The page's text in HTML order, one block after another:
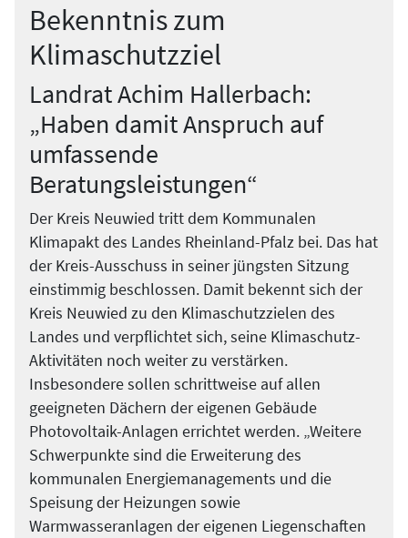
Bekenntnis zum
Klimaschutzziel
Landrat Achim Hallerbach:
„Haben damit Anspruch auf
umfassende
Beratungsleistungen“
Der Kreis Neuwied tritt dem Kommunalen
Klimapakt des Landes Rheinland-Pfalz bei. Das hat
der Kreis-Ausschuss in seiner jüngsten Sitzung
einstimmig beschlossen. Damit bekennt sich der
Kreis Neuwied zu den Klimaschutzzielen des
Landes und verpflichtet sich, seine Klimaschutz-
Aktivitäten noch weiter zu verstärken.
Insbesondere sollen schrittweise auf allen
geeigneten Dächern der eigenen Gebäude
Photovoltaik-Anlagen errichtet werden. „Weitere
Schwerpunkte sind die Erweiterung des
kommunalen Energiemanagements und die
Speisung der Heizungen sowie
Warmwasseranlagen der eigenen Liegenschaften